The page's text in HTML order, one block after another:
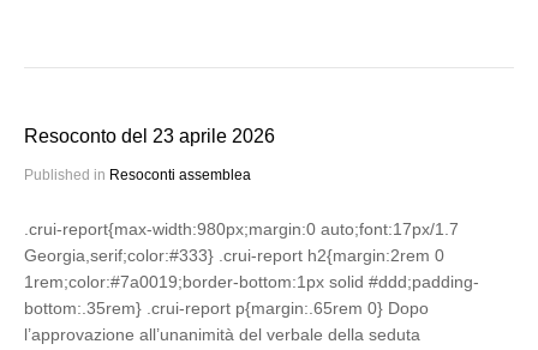
Resoconto del 23 aprile 2026
Published in Resoconti assemblea
.crui-report{max-width:980px;margin:0 auto;font:17px/1.7
Georgia,serif;color:#333} .crui-report h2{margin:2rem 0
1rem;color:#7a0019;border-bottom:1px solid #ddd;padding-
bottom:.35rem} .crui-report p{margin:.65rem 0} Dopo
l’approvazione all’unanimità del verbale della seduta